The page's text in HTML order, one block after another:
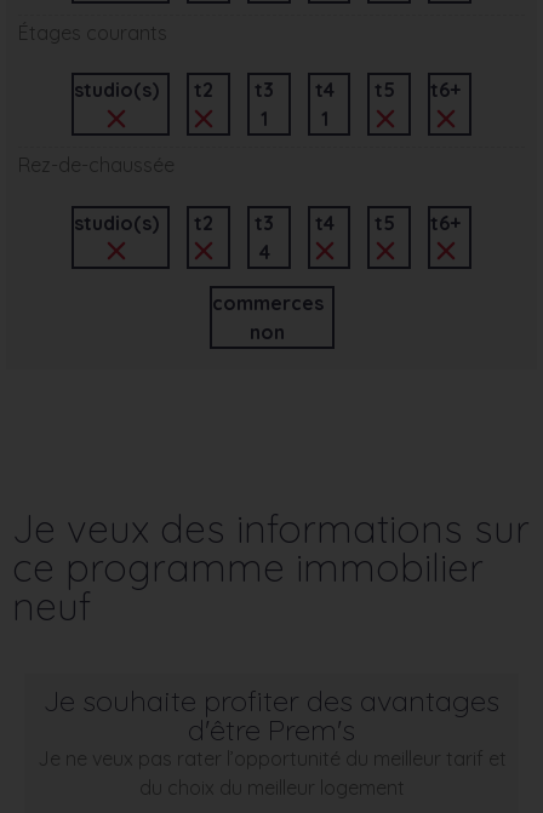
Étages courants
studio(s) t2
t3
1
t4
1
t5 t6+
Rez-de-chaussée
studio(s) t2
t3
4
t4 t5 t6+
commerces
non
Je veux des informations sur
ce programme immobilier
neuf
Je souhaite profiter des avantages
d'être Prem's
Je ne veux pas rater l’opportunité du meilleur tarif et
du choix du meilleur logement